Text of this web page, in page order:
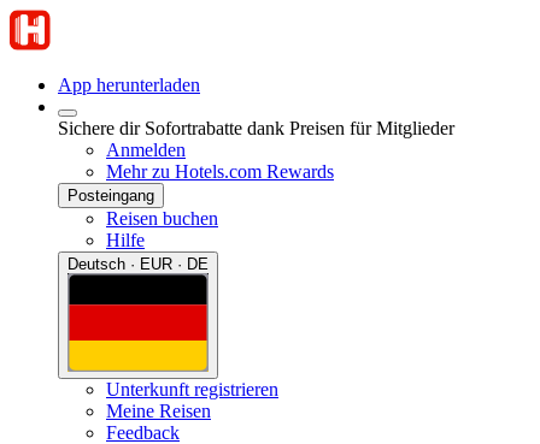
App herunterladen
Sichere dir Sofortrabatte dank Preisen für Mitglieder
Anmelden
Mehr zu Hotels.com Rewards
Posteingang
Reisen buchen
Hilfe
Deutsch · EUR · DE
Unterkunft registrieren
Meine Reisen
Feedback